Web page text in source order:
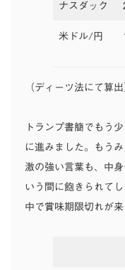
ナスダック
米ドル/円
（ディーツ法にて算出
トランプ書簡でもう
に進みました。もう
激の強い言葉も、中
いう間に飽きられて
中で賞味期限切れが